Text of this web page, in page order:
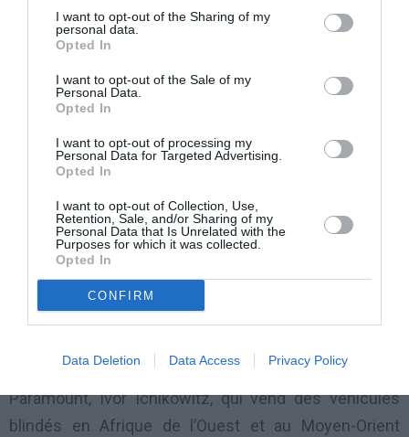
I want to opt-out of the Sharing of my
personal data.
Opted In
I want to opt-out of the Sale of my
Personal Data.
Opted In
I want to opt-out of processing my
Personal Data for Targeted Advertising.
Opted In
I want to opt-out of Collection, Use,
Retention, Sale, and/or Sharing of my
Personal Data that Is Unrelated with the
Purposes for which it was collected.
Opted In
CONFIRM
Data Deletion Data Access Privacy Policy
décoller et d’atterrir sur des pistes courtes, sans
grand support logistique. Il devrait être commercialisé
à la fin 2013 en principe et devrait coûter moins de 10
millions de dollars pièce.
Pour Anton Kruger, spécialiste des questions de
Aérosud ont choisi là une bonne option: les Etats ont
besoin d’avions capables de surveiller leur territoire et
celui-ci se présente comme le moins cher du
marché. D’autant qu’il devrait être capable de
transporter beaucoup d’équipements.
Et l’avion a vocation à s’exporter: le patron du groupe
Paramount, Ivor Ichikowitz, qui vend des véhicules
blindés en Afrique de l’Ouest et au Moyen-Orient